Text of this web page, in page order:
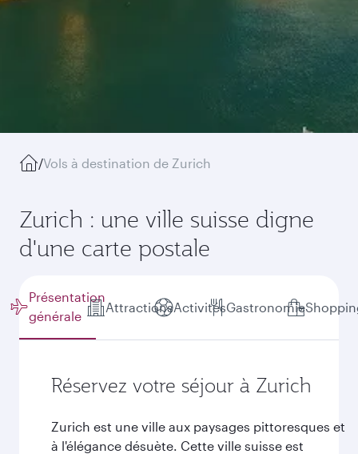
/Vols à destination de Zurich
Zurich : une ville suisse digne
d'une carte postale
Présentation
générale
AttractionsActivitésGastronomie
Réservez votre séjour à Zurich
Zurich est une ville aux paysages pittoresques et
à l'élégance désuète. Cette ville suisse est